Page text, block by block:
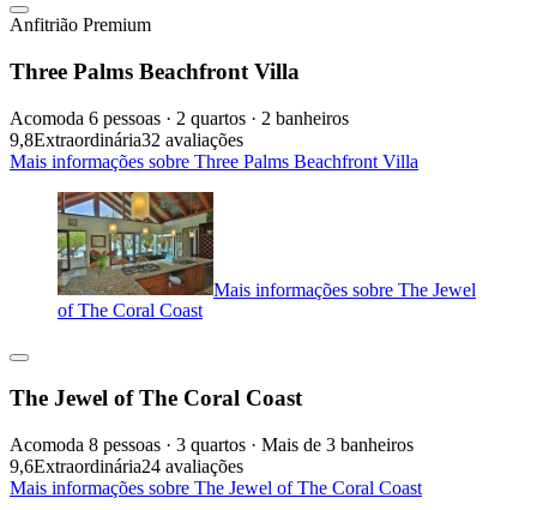
Anfitrião Premium
Three Palms Beachfront Villa
Acomoda 6 pessoas · 2 quartos · 2 banheiros
9,8Extraordinária32 avaliações
Mais informações sobre Three Palms Beachfront Villa
Mais informações sobre The Jewel
of The Coral Coast
The Jewel of The Coral Coast
Acomoda 8 pessoas · 3 quartos · Mais de 3 banheiros
9,6Extraordinária24 avaliações
Mais informações sobre The Jewel of The Coral Coast